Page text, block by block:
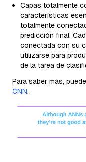
Capas totalmente
características
totalmente
predicción final.
conectada con su
utilizarse para
de la tarea de
Para saber más,
CNN.